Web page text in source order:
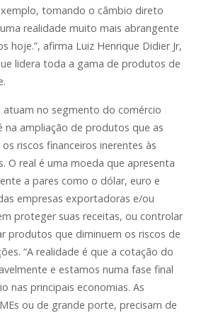
tornando o câmbio direto
realidade muito mais abrangente
hoje.”, afirma Luiz Henrique Didier Jr,
lidera toda a gama de produtos de
atuam no segmento do comércio
na ampliação de produtos que as
riscos financeiros inerentes às
O real é uma moeda que apresenta
a pares como o dólar, euro e
empresas exportadoras e/ou
proteger suas receitas, ou controlar
produtos que diminuem os riscos de
“A realidade é que a cotação do
e estamos numa fase final
nas principais economias. As
ou de grande porte, precisam de